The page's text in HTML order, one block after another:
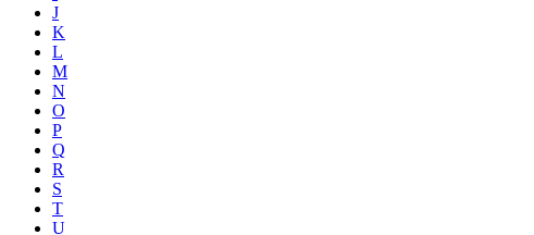
J
K
L
M
N
O
P
Q
R
S
T
U